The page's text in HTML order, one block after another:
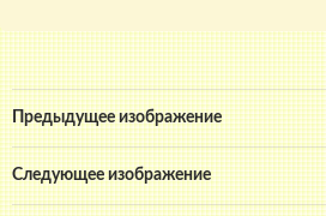
Предыдущее изображение
Следующее изображение